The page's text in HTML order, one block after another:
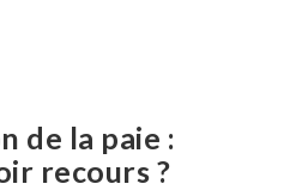
de la paie :
recours ?